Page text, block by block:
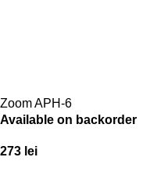
Zoom APH-6
Available on backorder
273 lei